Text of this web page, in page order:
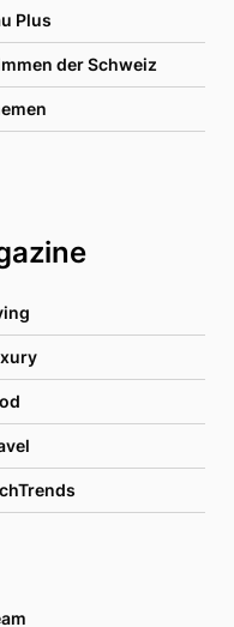
Plus
der Schweiz